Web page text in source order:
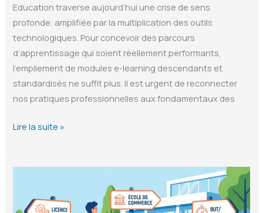
Education traverse aujourd’hui une crise de sens
profonde, amplifiée par la multiplication des outils
technologiques. Pour concevoir des parcours
d’apprentissage qui soient réellement performants,
l’empilement de modules e-learning descendants et
standardisés ne suffit plus. Il est urgent de reconnecter
nos pratiques professionnelles aux fondamentaux des
Différenciation
Cognitives
Lire la suite »